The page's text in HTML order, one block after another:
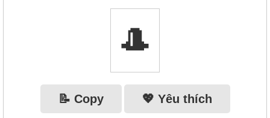
🎩
📝 Copy 💖 Yêu thích